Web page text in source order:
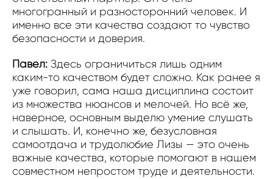
многогранный и разносторонний человек. И
именно все эти качества создают то чувство
безопасности и доверия.
Павел: Здесь ограничиться лишь одним
каким-то качеством будет сложно. Как ранее я
уже говорил, сама наша дисциплина состоит
из множества нюансов и мелочей. Но всё же,
наверное, основным выделю умение слушать
и слышать. И, конечно же, безусловная
самоотдача и трудолюбие Лизы — это очень
важные качества, которые помогают в нашем
совместном непростом труде и деятельности.